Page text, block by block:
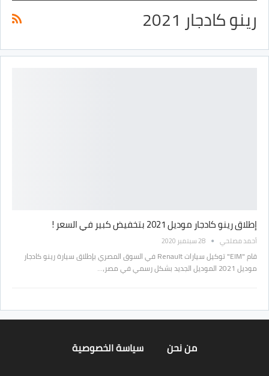
رينو كادجار 2021
إطلاق رينو كادجار موديل 2021 بتخفيض كبير في السعر !
أحمد مصلحي 28 سبتمبر 2020
قام "EIM" توكيل سيارات Renault في السوق المصري بإطلاق سيارة رينو كادجار
موديل 2021 الموديل الجديد بشكل رسمي في مصر،…
من نحن سياسة الخصوصية